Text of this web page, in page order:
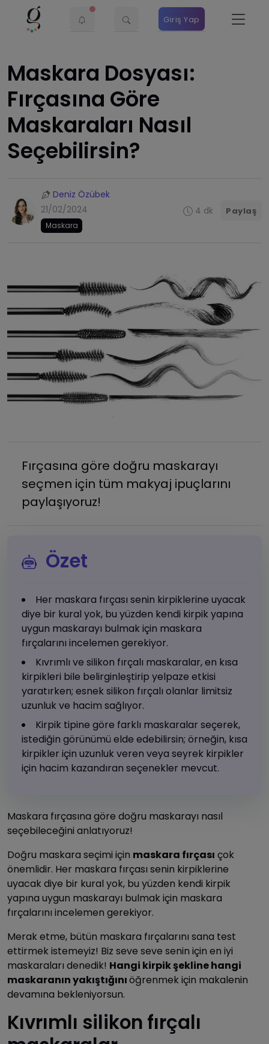
Giriş Yap
Maskara Dosyası:
Fırçasına Göre
Maskaraları Nasıl
Seçebilirsin?
Deniz Özübek
21/02/2024
Maskara
4 dk Paylaş
Fırçasına göre doğru maskarayı
seçmen için tüm makyaj ipuçlarını
paylaşıyoruz!
Özet
Her maskara fırçası senin kirpiklerine uyacak
diye bir kural yok, bu yüzden kendi kirpik yapına
uygun maskarayı bulmak için maskara
fırçalarını incelemen gerekiyor.
Kıvrımlı ve silikon fırçalı maskaralar, en kısa
kirpikleri bile belirginleştirip yelpaze etkisi
yaratırken; esnek silikon fırçalı olanlar limitsiz
uzunluk ve hacim sağlıyor.
Kirpik tipine göre farklı maskaralar seçerek,
istediğin görünümü elde edebilirsin; örneğin, kısa
kirpikler için uzunluk veren veya seyrek kirpikler
için hacim kazandıran seçenekler mevcut.
Maskara fırçasına göre doğru maskarayı nasıl
seçebileceğini anlatıyoruz!
Doğru maskara seçimi için maskara fırçası çok
önemlidir. Her maskara fırçası senin kirpiklerine
uyacak diye bir kural yok, bu yüzden kendi kirpik
yapına uygun maskarayı bulmak için maskara
fırçalarını incelemen gerekiyor.
Merak etme, bütün maskara fırçalarını sana test
ettirmek istemeyiz! Biz seve seve senin için en iyi
maskaraları denedik! Hangi kirpik şekline hangi
maskaranın yakıştığınıöğrenmek için makalenin
devamına bekleniyorsun.
Kıvrımlı silikon fırçalı